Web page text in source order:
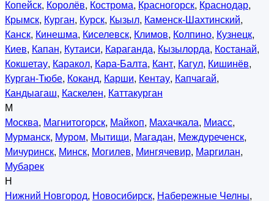
Копейск, Королёв, Кострома, Красногорск, Краснодар,
Крымск, Курган, Курск, Кызыл, Каменск-Шахтинский,
Канск, Кинешма, Киселевск, Климов, Колпино, Кузнецк,
Киев, Капан, Кутаиси, Караганда, Кызылорда, Костанай,
Кокшетау, Каракол, Кара-Балта, Кант, Кагул, Кишинёв,
Курган-Тюбе, Коканд, Карши, Кентау, Капчагай,
Кандыагаш, Каскелен, Каттакурган
М
Москва, Магнитогорск, Майкоп, Махачкала, Миасс,
Мурманск, Муром, Мытищи, Магадан, Междуреченск,
Мичуринск, Минск, Могилев, Мингячевир, Маргилан,
Мубарек
Н
Нижний Новгород, Новосибирск, Набережные Челны,